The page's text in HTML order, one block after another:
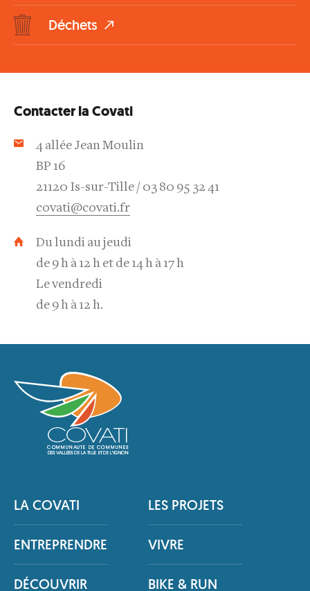
Déchets
Contacter la Covati
4 allée Jean Moulin
BP 16
21120 Is-sur-Tille
03 80 95 32 41
covati@covati.fr
Du lundi au jeudi
de 9 h à 12 h et de 14 h à 17 h
Le vendredi
de 9 h à 12 h.
LA COVATI LES PROJETS
ENTREPRENDRE VIVRE
DÉCOUVRIR BIKE & RUN